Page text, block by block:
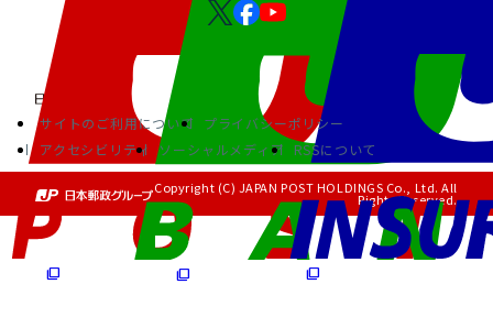
サイトのご利用について
プライバシーポリシー
アクセシビリティ
ソーシャルメディア RSSについて
Copyright (C) JAPAN POST HOLDINGS Co., Ltd. All
Rights Reserved.